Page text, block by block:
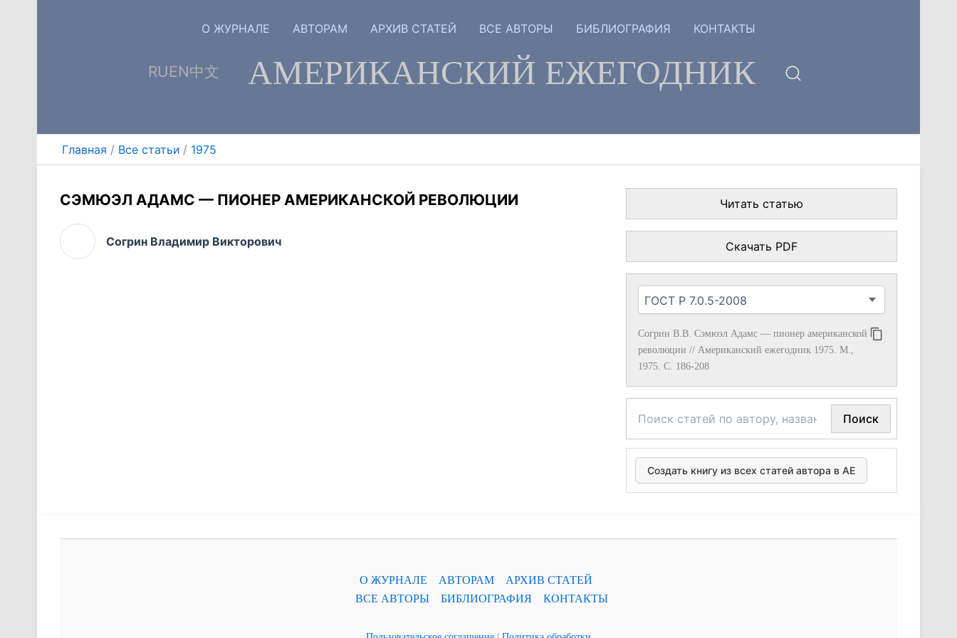
RUEN中文 АМЕРИКАНСКИЙ ЕЖЕГОДНИК
О ЖУРНАЛЕ АВТОРАМ АРХИВ СТАТЕЙ ВСЕ АВТОРЫ БИБЛИОГРАФИЯ КОНТАКТЫ
Главная Все статьи 1975
СЭМЮЭЛ АДАМС — ПИОНЕР АМЕРИКАНСКОЙ РЕВОЛЮЦИИ
Согрин Владимир Викторович
Читать статью
Скачать PDF
Согрин В.В. Сэмюэл Адамс — пионер американской
революции // Американский ежегодник 1975. М.,
1975. С. 186-208
Поиск
Создать книгу из всех статей автора в АЕ
О ЖУРНАЛЕ АВТОРАМ
АРХИВ СТАТЕЙ
ВСЕ АВТОРЫ
БИБЛИОГРАФИЯ КОНТАКТЫ